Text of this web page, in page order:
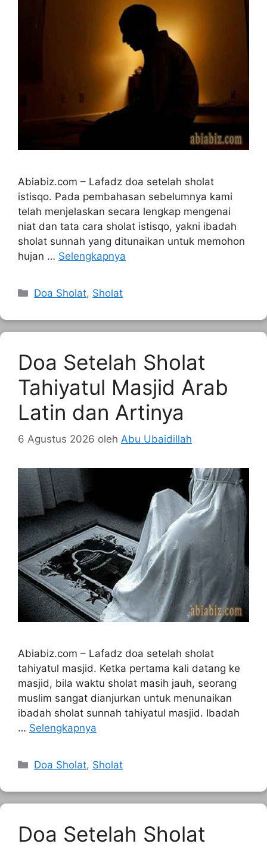
Abiabiz.com – Lafadz doa setelah sholat
istisqo. Pada pembahasan sebelumnya kami
telah menjelaskan secara lengkap mengenai
niat dan tata cara sholat istisqo, yakni ibadah
sholat sunnah yang ditunaikan untuk memohon
hujan … Selengkapnya
Kategori
Doa Sholat, Sholat
Doa Setelah Sholat
Tahiyatul Masjid Arab
Latin dan Artinya
6 Agustus 2026 oleh Abu Ubaidillah
Abiabiz.com – Lafadz doa setelah sholat
tahiyatul masjid. Ketka pertama kali datang ke
masjid, bila waktu sholat masih jauh, seorang
muslim sangat dianjurkan untuk menunaikan
ibadah sholat sunnah tahiyatul masjid. Ibadah
… Selengkapnya
Kategori
Doa Sholat, Sholat
Doa Setelah Sholat